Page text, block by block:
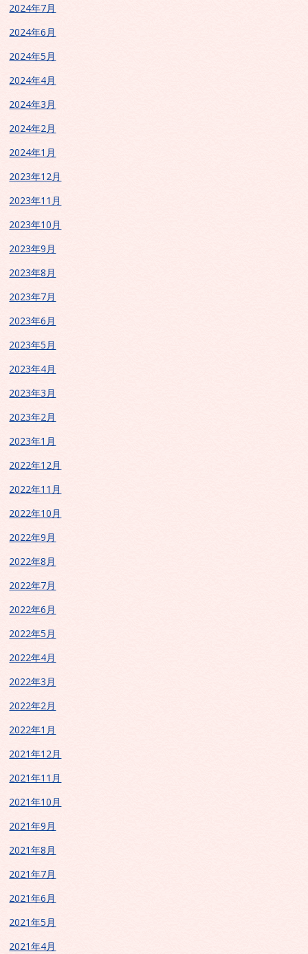
2024年7月
2024年6月
2024年5月
2024年4月
2024年3月
2024年2月
2024年1月
2023年12月
2023年11月
2023年10月
2023年9月
2023年8月
2023年7月
2023年6月
2023年5月
2023年4月
2023年3月
2023年2月
2023年1月
2022年12月
2022年11月
2022年10月
2022年9月
2022年8月
2022年7月
2022年6月
2022年5月
2022年4月
2022年3月
2022年2月
2022年1月
2021年12月
2021年11月
2021年10月
2021年9月
2021年8月
2021年7月
2021年6月
2021年5月
2021年4月